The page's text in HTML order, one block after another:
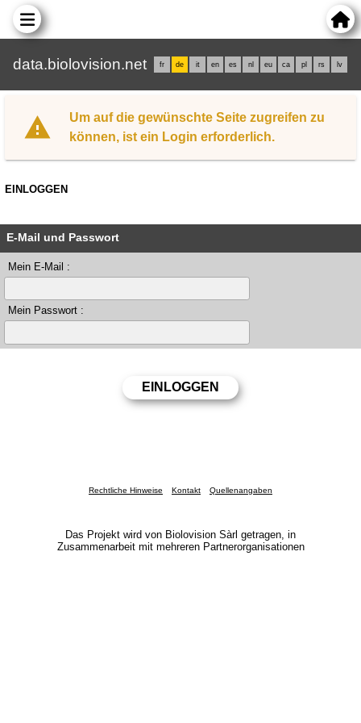
data.biolovision.net fr de it en es nl eu ca pl rs lv
Um auf die gewünschte Seite zugreifen zu
können, ist ein Login erforderlich.
EINLOGGEN
E-Mail und Passwort
Mein E-Mail :
Mein Passwort :
Rechtliche Hinweise Kontakt Quellenangaben
Das Projekt wird von Biolovision Sàrl getragen, in
Zusammenarbeit mit mehreren Partnerorganisationen